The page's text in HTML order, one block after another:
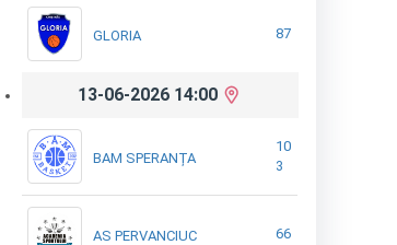
GLORIA 87
13-06-2026 14:00
BAM SPERANȚA
10
3
AS PERVANCIUC 66